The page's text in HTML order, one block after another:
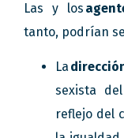
Las y los
tanto, podrían
La
sexista
reflejo del